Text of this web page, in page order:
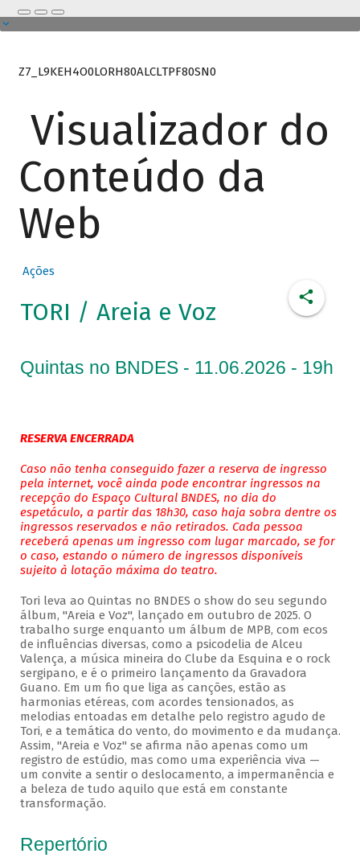
Z7_L9KEH4O0LORH80ALCLTPF80SN0
Visualizador do
Conteúdo da
Web
Ações
TORI / Areia e Voz
Quintas no BNDES - 11.06.2026 - 19h
RESERVA ENCERRADA
Caso não tenha conseguido fazer a reserva de ingresso
pela internet, você ainda pode encontrar ingressos na
recepção do Espaço Cultural BNDES, no dia do
espetáculo, a partir das 18h30, caso haja sobra dentre os
ingressos reservados e não retirados. Cada pessoa
receberá apenas um ingresso com lugar marcado, se for
o caso, estando o número de ingressos disponíveis
sujeito à lotação máxima do teatro.
Tori leva ao Quintas no BNDES o show do seu segundo
álbum, "Areia e Voz", lançado em outubro de 2025. O
trabalho surge enquanto um álbum de MPB, com ecos
de influências diversas, como a psicodelia de Alceu
Valença, a música mineira do Clube da Esquina e o rock
sergipano, e é o primeiro lançamento da Gravadora
Guano. Em um fio que liga as canções, estão as
harmonias etéreas, com acordes tensionados, as
melodias entoadas em detalhe pelo registro agudo de
Tori, e a temática do vento, do movimento e da mudança.
Assim, "Areia e Voz" se afirma não apenas como um
registro de estúdio, mas como uma experiência viva —
um convite a sentir o deslocamento, a impermanência e
a beleza de tudo aquilo que está em constante
transformação.
Repertório